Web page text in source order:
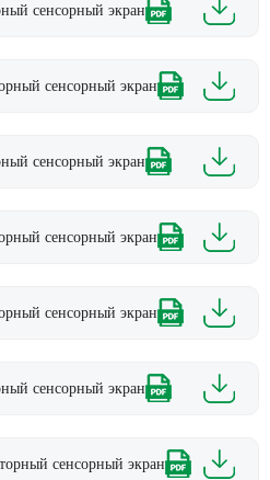
сенсорный экран
сенсорный экран
сенсорный экран
сенсорный экран
сенсорный экран
сенсорный экран
сенсорный экран